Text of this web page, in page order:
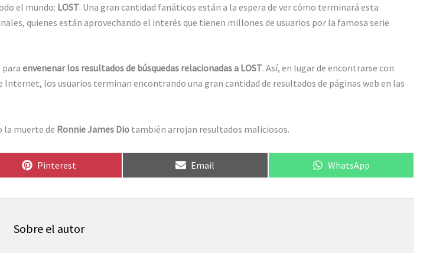
el mundo: LOST. Una gran cantidad fanáticos están a la espera de ver cómo terminará esta
quienes están aprovechando el interés que tienen millones de usuarios por la famosa serie
paraenvenenar los resultados de búsquedas relacionadas a LOST. Así, en lugar de encontrarse con
los usuarios terminan encontrando una gran cantidad de resultados de páginas web en las
la muerte de Ronnie James Dio también arrojan resultados maliciosos.
Compartir
Pinterest
Compartir
Email
Compartir
WhatsApp
Sobre el autor